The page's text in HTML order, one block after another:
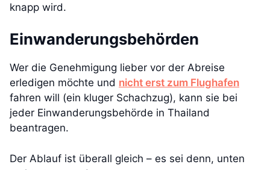
knapp wird.
Einwanderungsbehörden
Wer die Genehmigung lieber vor der Abreise
erledigen möchte und nicht erst zum Flughafen
fahren will (ein kluger Schachzug), kann sie bei
jeder Einwanderungsbehörde in Thailand
beantragen.
Der Ablauf ist überall gleich – es sei denn, unten